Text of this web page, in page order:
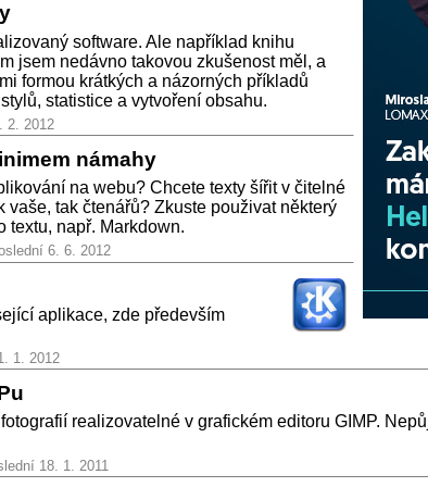
software. Ale například knihu
jsem nedávno takovou zkušenost měl, a
formou krátkých a názorných příkladů
statistice a vytvoření obsahu.
2. 2012
námahy
na webu? Chcete texty šířit v čitelné
tak čtenářů? Zkuste použivat některý
textu, např. Markdown.
6. 6. 2012
aplikace, zde především
1. 2012
realizovatelné v grafickém editoru GIMP.
18. 1. 2011